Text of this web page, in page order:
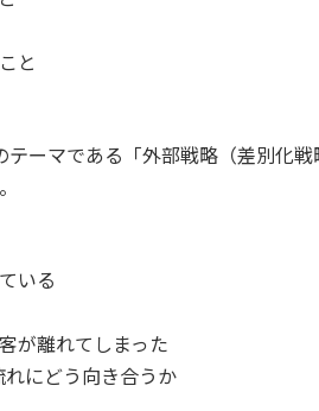
と
テーマである「外部戦略（差別化
いる
が離れてしまった
れにどう向き合うか